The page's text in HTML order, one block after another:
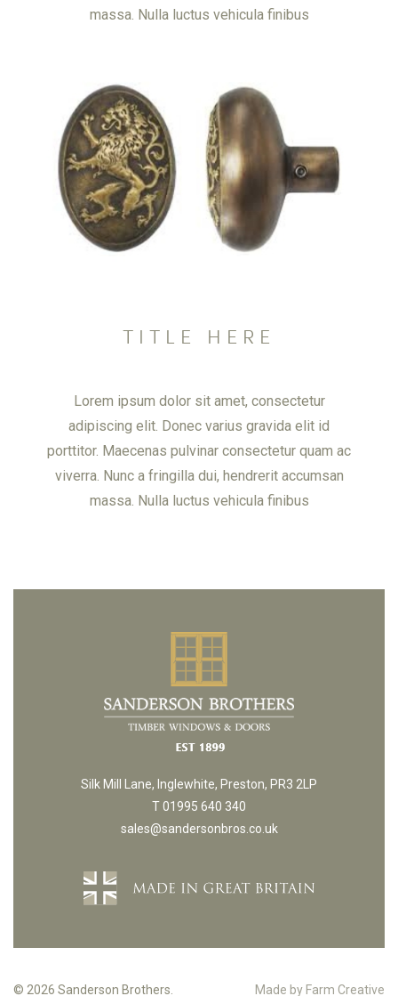
massa. Nulla luctus vehicula finibus
TITLE HERE
Lorem ipsum dolor sit amet, consectetur
adipiscing elit. Donec varius gravida elit id
porttitor. Maecenas pulvinar consectetur quam ac
viverra. Nunc a fringilla dui, hendrerit accumsan
massa. Nulla luctus vehicula finibus
Silk Mill Lane, Inglewhite, Preston, PR3 2LP
T 01995 640 340
sales@sandersonbros.co.uk
© 2026 Sanderson Brothers. Made by Farm Creative